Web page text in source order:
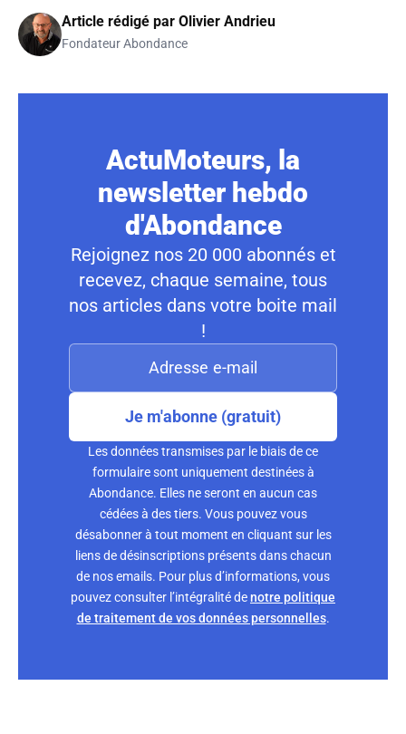
Article rédigé par Olivier Andrieu
Fondateur Abondance
ActuMoteurs, la
newsletter hebdo
d'Abondance
Rejoignez nos 20 000 abonnés et
recevez, chaque semaine, tous
nos articles dans votre boite mail
!
Je m'abonne (gratuit)
Les données transmises par le biais de ce
formulaire sont uniquement destinées à
Abondance. Elles ne seront en aucun cas
cédées à des tiers. Vous pouvez vous
désabonner à tout moment en cliquant sur les
liens de désinscriptions présents dans chacun
de nos emails. Pour plus d’informations, vous
pouvez consulter l’intégralité denotre politique
de traitement de vos données personnelles.